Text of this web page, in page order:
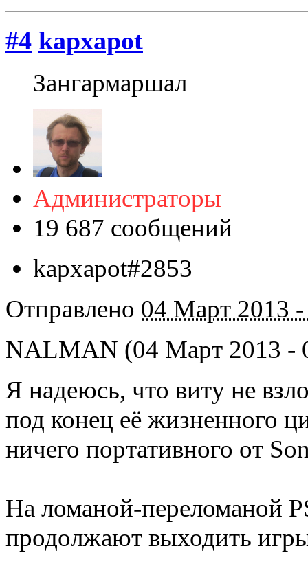
#4 kapxapot
Зангармаршал
Администраторы
19 687 сообщений
kapxapot#2853
Отправлено 04 Март 2013
NALMAN (04 Март 2013 -
Я надеюсь, что виту не
под конец её жизненного
ничего портативного от
На ломаной-переломаной
продолжают выходить